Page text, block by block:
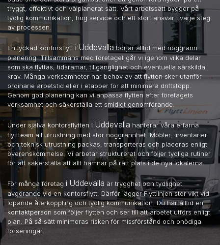
tryggt, effektivt och välplanerat sätt. Vårt arbetssätt bygger på
tydlig kommunikation, hög service och ett stort ansvar i varje steg
av processen.
En lyckad kontorsflytt i Uddevalla börjar alltid med noggrann
planering. Tillsammans med företaget går vi igenom vilka delar
som ska flyttas, tidsramar, tillgänglighet och eventuella särskilda
krav. Många verksamheter har behov av att flytten sker utanför
ordinarie arbetstid eller i etapper för att minimera driftstopp.
Genom god planering kan vi anpassa flytten efter företagets
verksamhet och säkerställa ett smidigt genomförande.
Under själva kontorsflytten i Uddevalla hanterar våra erfarna
flyttteam all utrustning med stor noggrannhet. Möbler, inventarier
och teknisk utrustning packas, transporteras och placeras enligt
överenskommelse. Vi arbetar strukturerat och följer tydliga rutiner
för att säkerställa att allt hamnar på rätt plats i de nya lokalerna.
För många företag i Uddevalla är trygghet och tydlighet
avgörande vid en kontorsflytt. Därför lägger Flyttlinjen stor vikt vid
löpande återkoppling och tydlig kommunikation. Du har alltid en
kontaktperson som följer flytten och ser till att arbetet utförs enligt
plan. På så sätt minimeras risken för missförstånd och onödiga
förseningar.